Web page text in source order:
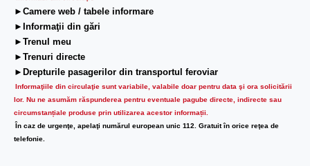
►Camere web / tabele informare
►Informaţii din gări
►Trenul meu
►Trenuri directe
►Drepturile pasagerilor din transportul feroviar
Informaţiile din circulaţie sunt variabile, valabile doar pentru data şi ora solicitării
lor. Nu ne asumăm răspunderea pentru eventuale pagube directe, indirecte sau
circumstanțiale produse prin utilizarea acestor informații.
În caz de urgenţe, apelaţi numărul european unic 112. Gratuit în orice reţea de
telefonie.